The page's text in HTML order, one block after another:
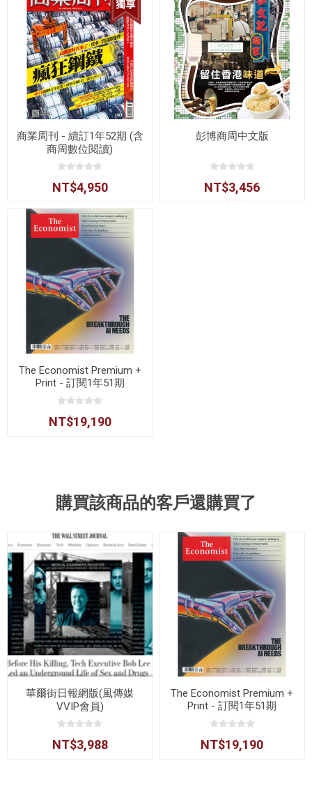
商業周刊 - 續訂1年52期 (含
商周數位閱讀)
NT$4,950
彭博商周中文版
NT$3,456
The Economist Premium +
Print - 訂閱1年51期
NT$19,190
購買該商品的客戶還購買了
華爾街日報網版(風傳媒
VVIP會員)
NT$3,988
The Economist Premium +
Print - 訂閱1年51期
NT$19,190